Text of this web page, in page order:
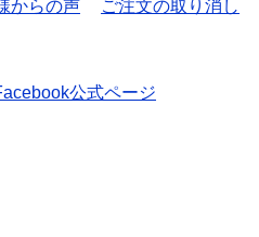
からの声 ご注文の取り消し
公式ページ